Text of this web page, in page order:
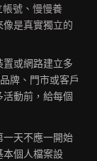
號、慢慢養
是真實獨立的
或網路建立多
牌、門市或客戶
動前，給每個
天不應一開始
本個人檔案設